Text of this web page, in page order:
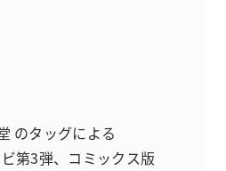
のタッグによる
第3弾、コミックス版